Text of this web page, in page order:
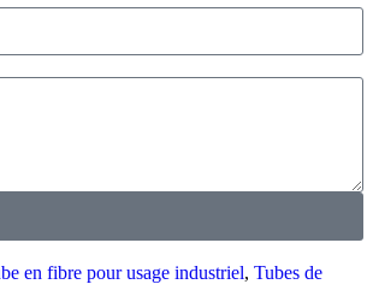
en fibre pour usage industriel, Tubes de